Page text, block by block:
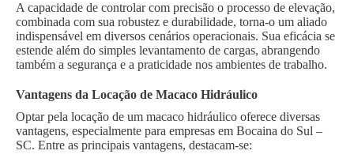
A capacidade de controlar com precisão o processo de elevação,
combinada com sua robustez e durabilidade, torna-o um aliado
indispensável em diversos cenários operacionais. Sua eficácia se
estende além do simples levantamento de cargas, abrangendo
também a segurança e a praticidade nos ambientes de trabalho.
Vantagens da Locação de Macaco Hidráulico
Optar pela locação de um macaco hidráulico oferece diversas
vantagens, especialmente para empresas em Bocaina do Sul –
SC. Entre as principais vantagens, destacam-se: